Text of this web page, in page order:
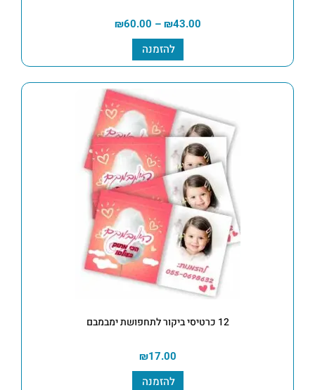
₪43.00
–
₪60.00
להזמנה
12 כרטיסי ביקור לתחפושת ימבמבם
₪17.00
להזמנה